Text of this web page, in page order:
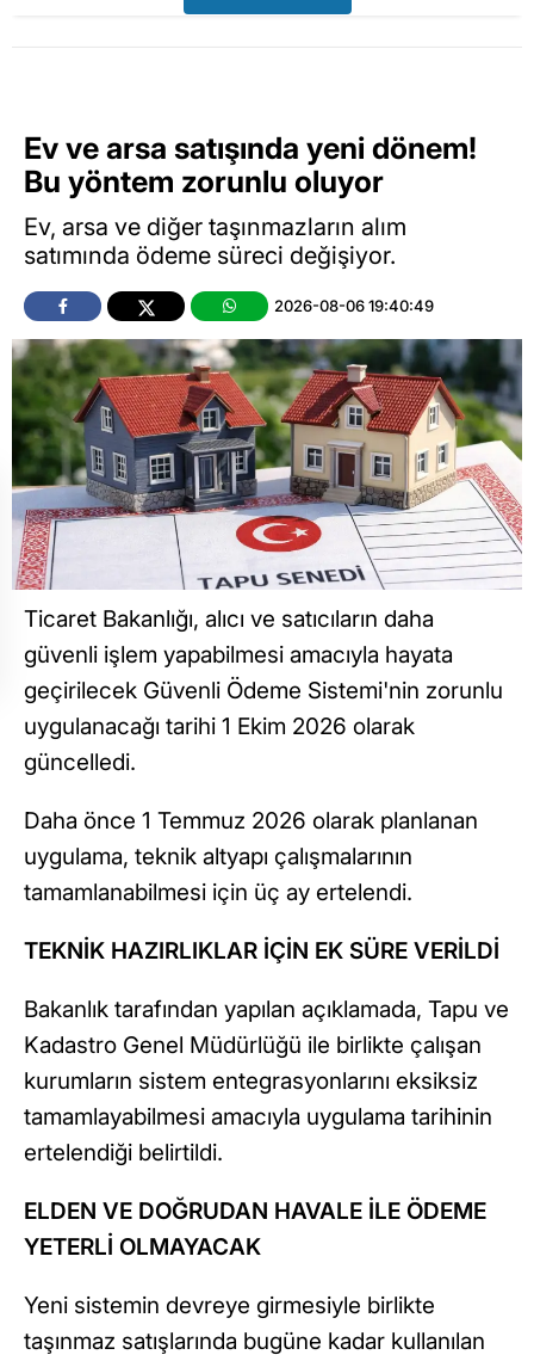
Ev ve arsa satışında yeni dönem!
Bu yöntem zorunlu oluyor
Ev, arsa ve diğer taşınmazların alım
satımında ödeme süreci değişiyor.
2026-08-06 19:40:49
Ticaret Bakanlığı, alıcı ve satıcıların daha
güvenli işlem yapabilmesi amacıyla hayata
geçirilecek Güvenli Ödeme Sistemi'nin zorunlu
uygulanacağı tarihi 1 Ekim 2026 olarak
güncelledi.
Daha önce 1 Temmuz 2026 olarak planlanan
uygulama, teknik altyapı çalışmalarının
tamamlanabilmesi için üç ay ertelendi.
TEKNİK HAZIRLIKLAR İÇİN EK SÜRE VERİLDİ
Bakanlık tarafından yapılan açıklamada, Tapu ve
Kadastro Genel Müdürlüğü ile birlikte çalışan
kurumların sistem entegrasyonlarını eksiksiz
tamamlayabilmesi amacıyla uygulama tarihinin
ertelendiği belirtildi.
ELDEN VE DOĞRUDAN HAVALE İLE ÖDEME
YETERLİ OLMAYACAK
Yeni sistemin devreye girmesiyle birlikte
taşınmaz satışlarında bugüne kadar kullanılan